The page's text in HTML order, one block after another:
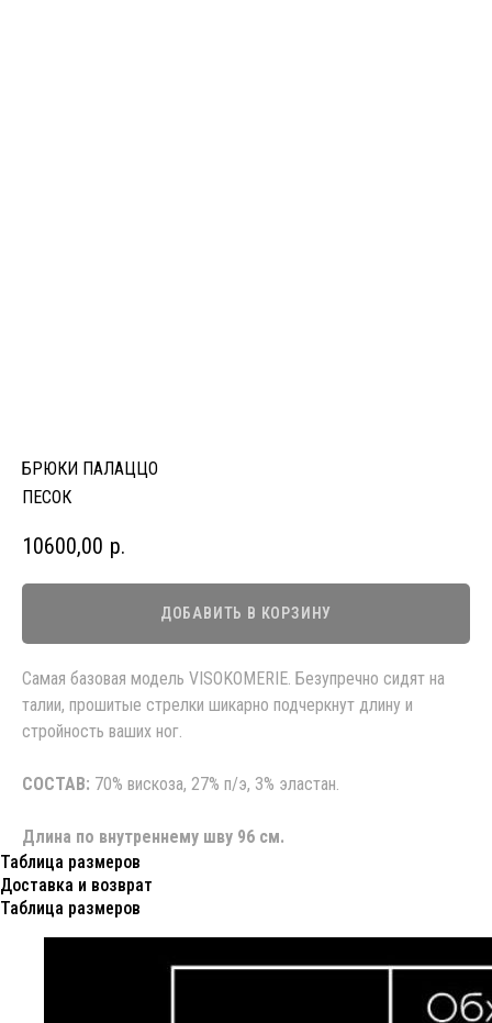
БРЮКИ ПАЛАЦЦО
ПЕСОК
10600,00 р.
ДОБАВИТЬ В КОРЗИНУ
Самая базовая модель VISOKOMERIE. Безупречно сидят на
талии, прошитые стрелки шикарно подчеркнут длину и
стройность ваших ног.
СОСТАВ: 70% вискоза, 27% п/э, 3% эластан.
Длина по внутреннему шву 96 см.
Таблица размеров
Доставка и возврат
Таблица размеров